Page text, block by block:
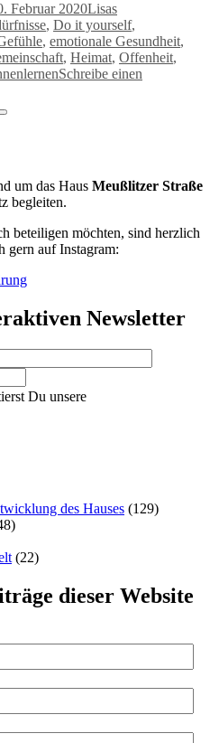
Februar 2020Lisas
, Do it yourself,
, emotionale Gesundheit,
, Heimat, Offenheit,
Schreibe einen
Suchen
um das Haus Meußlitzer Straße
begleiten.
beteiligen möchten, sind herzlich
gern auf Instagram:
Newsletter
Du unsere
des Hauses (129)
(22)
dieser Website